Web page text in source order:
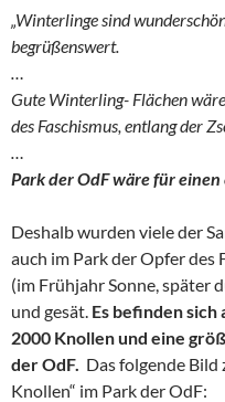
„Winterlinge sind
begrüßenswert.
…
Gute Winterling- Flächen
des Faschismus, entlang der
…
Park der OdF wäre für
Deshalb wurden viele der
auch im Park der Opfer des
(im Frühjahr Sonne, später
und gesät. Es befinden sich
2000 Knollen und eine
der OdF. Das folgende Bild
Knollen“ im Park der OdF: